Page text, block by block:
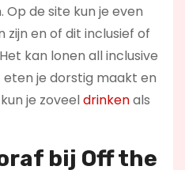
Op de site kun je even
en of dit inclusief of
kan lonen all inclusive
je dorstig maakt en
je zoveeldrinkenals
bij Off the